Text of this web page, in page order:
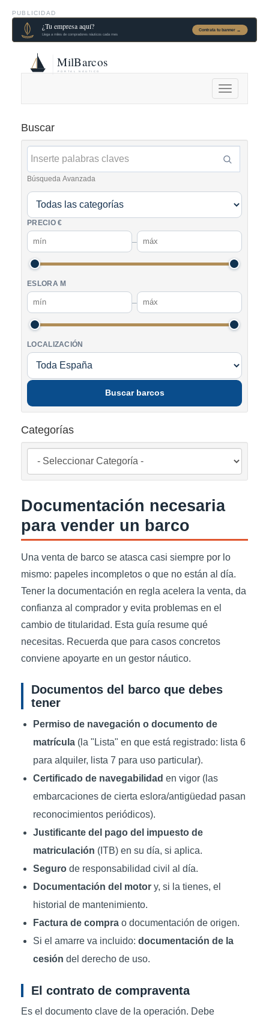
PUBLICIDAD
Alternar
navegación
Buscar
Búsqueda Avanzada
PRECIO €
–
ESLORA M
–
LOCALIZACIÓN
Buscar barcos
Categorías
Documentación necesaria
para vender un barco
Una venta de barco se atasca casi siempre por lo
mismo: papeles incompletos o que no están al día.
Tener la documentación en regla acelera la venta, da
confianza al comprador y evita problemas en el
cambio de titularidad. Esta guía resume qué
necesitas. Recuerda que para casos concretos
conviene apoyarte en un gestor náutico.
Documentos del barco que debes
tener
Permiso de navegación o documento de
matrícula (la "Lista" en que está registrado: lista 6
para alquiler, lista 7 para uso particular).
Certificado de navegabilidad en vigor (las
embarcaciones de cierta eslora/antigüedad pasan
reconocimientos periódicos).
Justificante del pago del impuesto de
matriculación (ITB) en su día, si aplica.
Seguro de responsabilidad civil al día.
Documentación del motor y, si la tienes, el
historial de mantenimiento.
Factura de compra o documentación de origen.
Si el amarre va incluido: documentación de la
cesión del derecho de uso.
El contrato de compraventa
Es el documento clave de la operación. Debe